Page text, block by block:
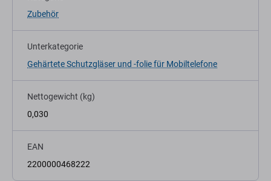
Zubehör
Unterkategorie
Gehärtete Schutzgläser und -folie für Mobiltelefone
Nettogewicht (kg)
0,030
EAN
2200000468222